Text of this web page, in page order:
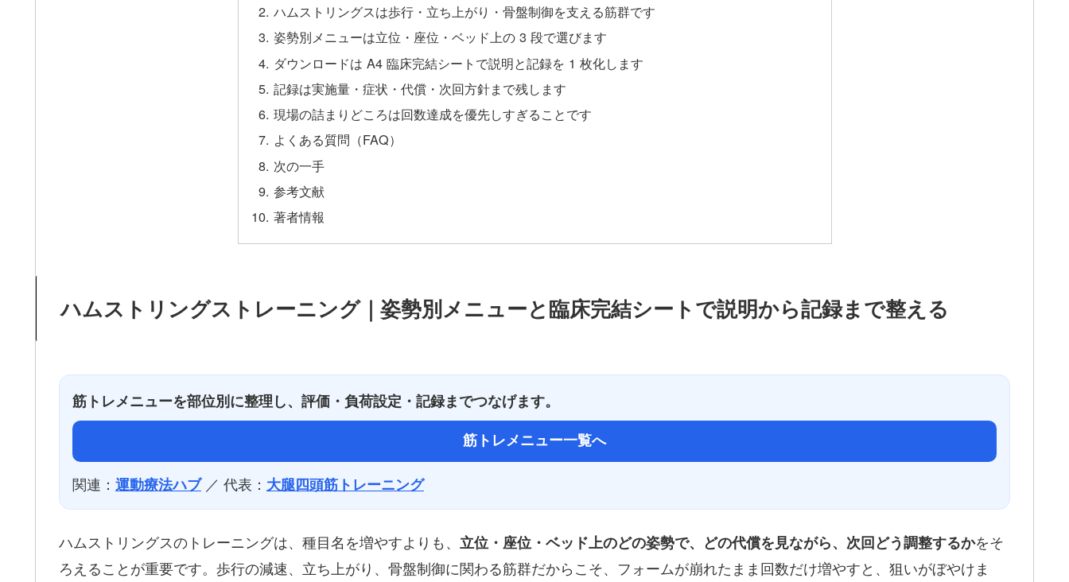
ハムストリングスは歩行・立ち上がり・骨盤制御を支える筋群です
姿勢別メニューは立位・座位・ベッド上の 3 段で選びます
ダウンロードは A4 臨床完結シートで説明と記録を 1 枚化します
記録は実施量・症状・代償・次回方針まで残します
現場の詰まりどころは回数達成を優先しすぎることです
よくある質問（FAQ）
次の一手
参考文献
著者情報
ハムストリングストレーニング｜姿勢別メニューと臨床完結シートで説明から記録まで整える
筋トレメニューを部位別に整理し、評価・負荷設定・記録までつなげます。
筋トレメニュー一覧へ
関連： 運動療法ハブ／ 代表： 大腿四頭筋トレーニング
ハムストリングスのトレーニングは、種目名を増やすよりも、 立位・座位・ベッド上のどの姿勢で、どの代償を見ながら、次回どう調整するかをそ
ろえることが重要です。歩行の減速、立ち上がり、骨盤制御に関わる筋群だからこそ、フォームが崩れたまま回数だけ増やすと、狙いがぼやけま